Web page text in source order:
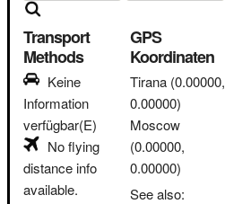
Transport
Methods
Keine
Information
verfügbar(E)
No flying
distance info
available.
GPS
Koordinaten
Tirana (0.00000,
0.00000)
Moscow
(0.00000,
0.00000)
See also: